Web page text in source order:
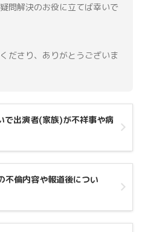
問解決のお役に立てば幸いで
ださり、ありがとうございま
で出演者(家族)が不祥事や病
不倫内容や報道後につい